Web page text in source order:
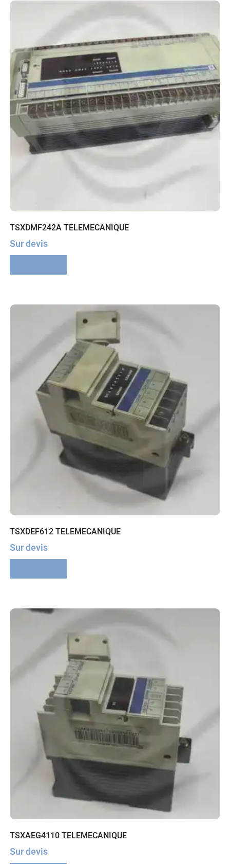
TSXDMF242A TELEMECANIQUE
Sur devis
TSXDEF612 TELEMECANIQUE
Sur devis
TSXAEG4110 TELEMECANIQUE
Sur devis